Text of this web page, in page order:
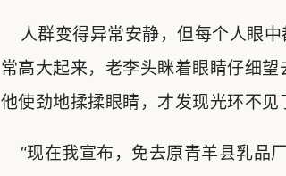
人群变得异常安静，但每个人眼中
常高大起来，老李头眯着眼睛仔细望
他使劲地揉揉眼睛，才发现光环不见
“现在我宣布，免去原青羊县乳品